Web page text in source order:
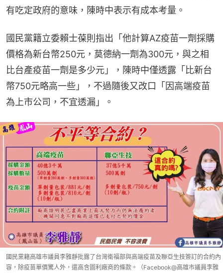
有吃定政府的意味，陳時中表示有成本考量。
國民黨籍立委賴士葆則指出「他計算AZ疫苗一劑採購
價格為新台幣250元，莫德納一劑為300元，與之相
比台產疫苗一劑是多少元」，陳時中僅透露「比新台
幣750元略高一些」，不過隨後又改口「因高端疫苗
為上市公司，不宜透漏」。
國民黨籍高雄市議員李雅靜批露了台灣衛福部與高端疫苗及聯亞生技簽訂的合約內
容，除疫苗單價驚人外，還高含圖利廠商的條款。（Facebook@高雄市議員李雅